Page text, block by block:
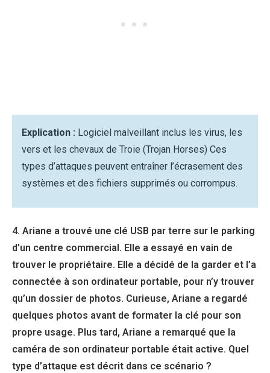
Explication : Logiciel malveillant inclus les virus, les
vers et les chevaux de Troie (Trojan Horses) Ces
types d’attaques peuvent entraîner l’écrasement des
systèmes et des fichiers supprimés ou corrompus.
4. Ariane a trouvé une clé USB par terre sur le parking
d’un centre commercial. Elle a essayé en vain de
trouver le propriétaire. Elle a décidé de la garder et l’a
connectée à son ordinateur portable, pour n’y trouver
qu’un dossier de photos. Curieuse, Ariane a regardé
quelques photos avant de formater la clé pour son
propre usage. Plus tard, Ariane a remarqué que la
caméra de son ordinateur portable était active. Quel
type d’attaque est décrit dans ce scénario ?